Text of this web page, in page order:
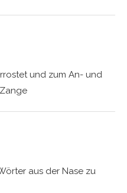
und zum An- und
aus der Nase zu